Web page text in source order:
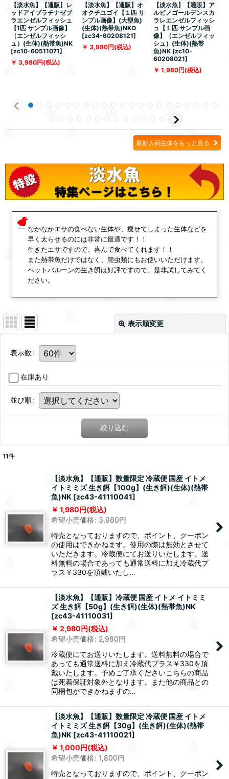
【淡水魚】【通販】レ
ッドアイプラチナゼブ
ラエンゼルフィッシュ
【1匹 サンプル画像】
（エンゼルフィッシ
ュ）(生体)(熱帯魚)NK
[zc10-60511071]
3,980円(税込)
【淡水魚】【通販】オ
オクチユゴイ【１匹 サ
ンプル画像】(大型魚)
(生体)(熱帯魚)NKO
[zc34-60208121]
3,980円(税込)
【淡水魚】【通販】ア
ルビノゴールデンスカ
ラレエンゼルフィッシ
ュ【１匹 サンプル画
像】（エンゼルフィッ
シュ）(生体)(熱帯
魚)NK [zc10-
60208021]
1,980円(税込)
最新入荷生体をもっと見る
なかなかエサの食べない生体や、痩せてしまった生体などを
早く太らせるのには非常に最適です！！
生きたエサですので、喜んで食べてくれます！！
また熱帯魚だけではなく、爬虫類にもお使いいただけます。
ペットバルーンの生き餌は好評ですので、是非試してみてく
ださい。
表示順変更
表示数:
在庫あり
並び順:
絞り込む
11件
【淡水魚】【通販】数量限定 冷蔵便 国産 イトメ
イトミミズ 生き餌【100g】(生き餌)(生体)(熱帯
魚)NK [zc43-41110041]
1,980円(税込)
希望小売価格: 3,980円
特売となっておりますので、ポイント、クーポン
の使用はできかねます。使用の際は無効とさせて
いただきます。冷蔵便にてお送りいたします。送
料無料の場合であっても通常送料に加え冷蔵代プ
ラス￥330を頂戴いたし…
【淡水魚】【通販】冷蔵便 国産 イトメ イトミミ
ズ 生き餌【50g】(生き餌)(生体)(熱帯魚)NK
[zc43-41110031]
2,980円(税込)
希望小売価格: 2,980円
冷蔵便にてお送りいたします。送料無料の場合で
あっても通常送料に加え冷蔵代プラス￥330を頂
戴いたします。予めご了承くださいこちらの商品
は死着保証対象外となります。また他の商品との
同梱包ができかねますの…
【淡水魚】【通販】数量限定 冷蔵便 国産 イトメ
イトミミズ 生き餌【30g】(生き餌)(生体)(熱帯
魚)NK [zc43-41110021]
1,000円(税込)
希望小売価格: 1,800円
特売となっておりますので、ポイント、クーポン